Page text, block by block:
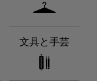
文具と手芸